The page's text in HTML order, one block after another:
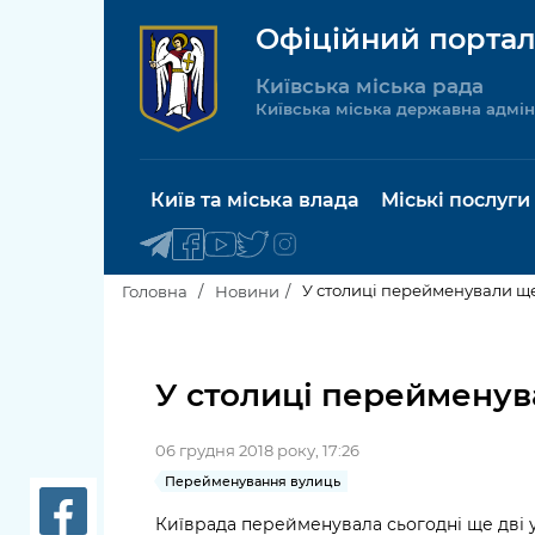
Офіційний
Київська міська рада
Київська міська державна
Київ та міська влада
Київська міська рада
Про Київ
Керівництво КМДА
Міські послуги
послуги
Паспорт,
Головна Новини У столиці перейменували
У столиці
06 грудня 2018 року, 17:26
Перейменування вулиць
Київрада перейменувала сьогодні ще дві